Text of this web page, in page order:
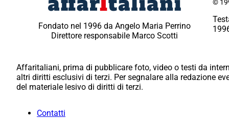
Fondato nel 1996 da Angelo Maria Perrino
Direttore responsabile Marco Scotti
©
Affaritaliani, prima di pubblicare foto, video o testi da
altri diritti esclusivi di terzi. Per segnalare alla redazione
del materiale lesivo di diritti di terzi.
Contatti